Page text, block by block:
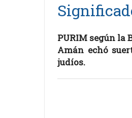
PURIM según la
Amán echó
judíos.